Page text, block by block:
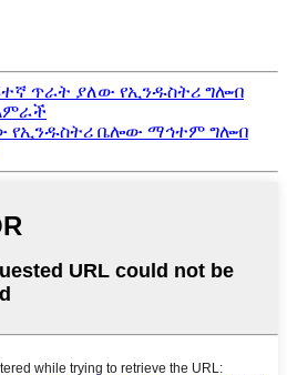
ጥራት ያለው የኢንዱስትሪ ግሎብ
የኢንዱስትሪ ቤሎው ማኅተም ግሎብ